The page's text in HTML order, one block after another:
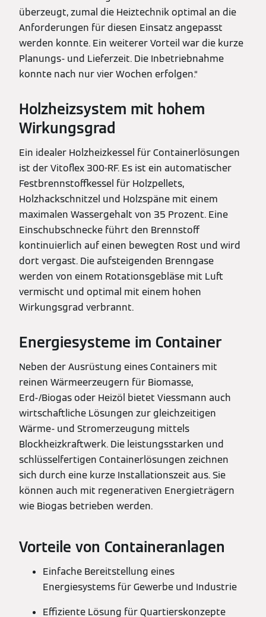
überzeugt, zumal die Heiztechnik optimal an die
Anforderungen für diesen Einsatz angepasst
werden konnte. Ein weiterer Vorteil war die kurze
Planungs- und Lieferzeit. Die Inbetriebnahme
konnte nach nur vier Wochen erfolgen.“
Holzheizsystem mit hohem
Wirkungsgrad
Ein idealer Holzheizkessel für Containerlösungen
ist der Vitoflex 300-RF. Es ist ein automatischer
Festbrennstoffkessel für Holzpellets,
Holzhackschnitzel und Holzspäne mit einem
maximalen Wassergehalt von 35 Prozent. Eine
Einschubschnecke führt den Brennstoff
kontinuierlich auf einen bewegten Rost und wird
dort vergast. Die aufsteigenden Brenngase
werden von einem Rotationsgebläse mit Luft
vermischt und optimal mit einem hohen
Wirkungsgrad verbrannt.
Energiesysteme im Container
Neben der Ausrüstung eines Containers mit
reinen Wärmeerzeugern für Biomasse,
Erd-/Biogas oder Heizöl bietet Viessmann auch
wirtschaftliche Lösungen zur gleichzeitigen
Wärme- und Stromerzeugung mittels
Blockheizkraftwerk. Die leistungsstarken und
schlüsselfertigen Containerlösungen zeichnen
sich durch eine kurze Installationszeit aus. Sie
können auch mit regenerativen Energieträgern
wie Biogas betrieben werden.
Vorteile von Containeranlagen
Einfache Bereitstellung eines
Energiesystems für Gewerbe und Industrie
Effiziente Lösung für Quartierskonzepte